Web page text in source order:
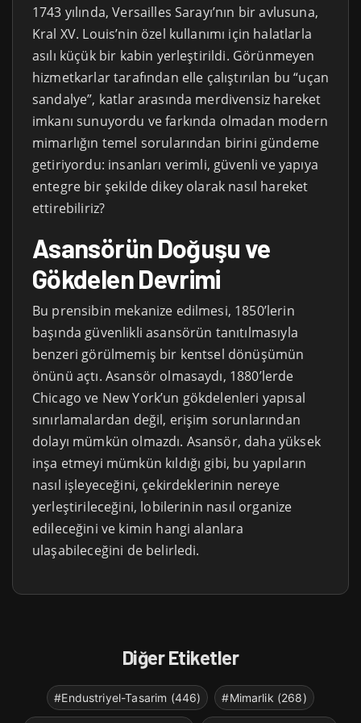
1743 yılında, Versailles Sarayı’nın bir avlusuna,
Kral XV. Louis’nin özel kullanımı için halatlarla
asılı küçük bir kabin yerleştirildi. Görünmeyen
hizmetkarlar tarafından elle çalıştırılan bu “uçan
sandalye”, katlar arasında merdivensiz hareket
imkanı sunuyordu ve farkında olmadan modern
mimarlığın temel sorularından birini gündeme
getiriyordu: insanları verimli, güvenli ve yapıya
entegre bir şekilde dikey olarak nasıl hareket
ettirebiliriz?
Asansörün Doğuşu ve
Gökdelen Devrimi
Bu prensibin mekanize edilmesi, 1850’lerin
başında güvenlikli asansörün tanıtılmasıyla
benzeri görülmemiş bir kentsel dönüşümün
önünü açtı. Asansör olmasaydı, 1880’lerde
Chicago ve New York’un gökdelenleri yapısal
sınırlamalardan değil, erişim sorunlarından
dolayı mümkün olmazdı. Asansör, daha yüksek
inşa etmeyi mümkün kıldığı gibi, bu yapıların
nasıl işleyeceğini, çekirdeklerinin nereye
yerleştirileceğini, lobilerinin nasıl organize
edileceğini ve kimin hangi alanlara
ulaşabileceğini de belirledi.
Diğer Etiketler
#Endustriyel-Tasarim (446) #Mimarlik (268)